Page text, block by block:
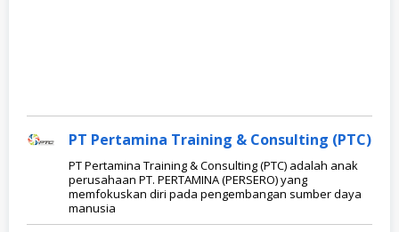
PT Pertamina Training & Consulting (PTC)
PT Pertamina Training & Consulting (PTC) adalah anak
perusahaan PT. PERTAMINA (PERSERO) yang
memfokuskan diri pada pengembangan sumber daya
manusia